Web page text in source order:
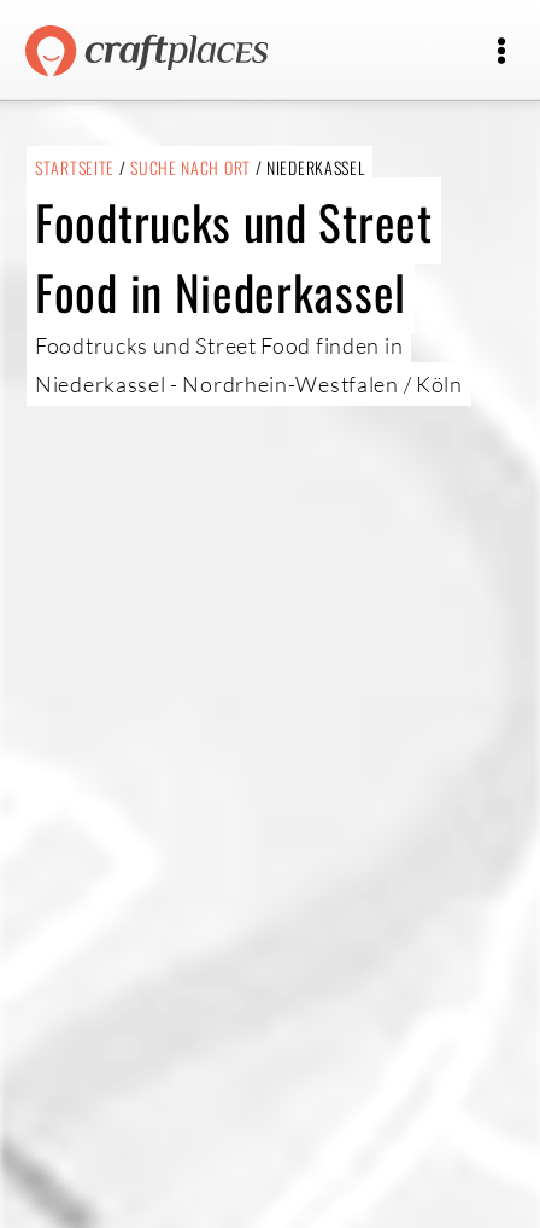
STARTSEITE /SUCHE NACH ORT / NIEDERKASSEL
Foodtrucks und Street
Food in Niederkassel
Foodtrucks und Street Food finden in
Niederkassel - Nordrhein-Westfalen / Köln